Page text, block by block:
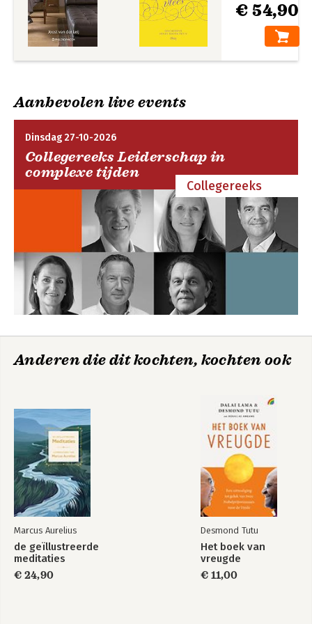
€ 54,90
Aanbevolen live events
Dinsdag 27-10-2026
Collegereeks Leiderschap in
complexe tijden
Collegereeks
Anderen die dit kochten, kochten ook
Marcus Aurelius
de geïllustreerde
meditaties
€ 24,90
Desmond Tutu
Het boek van
vreugde
€ 11,00